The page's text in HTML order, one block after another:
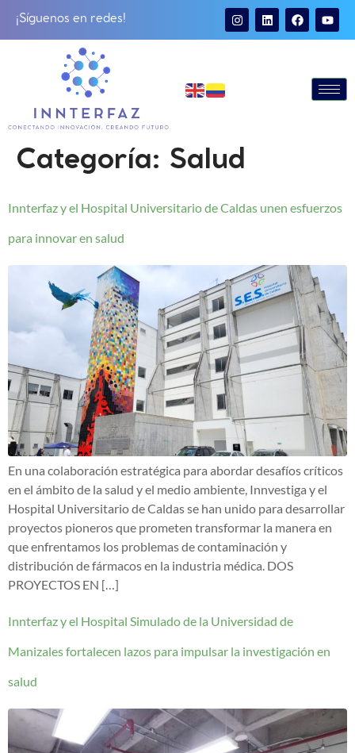
¡Síguenos en redes!
Categoría: Salud
Innterfaz y el Hospital Universitario de Caldas unen esfuerzos
para innovar en salud
En una colaboración estratégica para abordar desafíos críticos
en el ámbito de la salud y el medio ambiente, Innvestiga y el
Hospital Universitario de Caldas se han unido para desarrollar
proyectos pioneros que prometen transformar la manera en
que enfrentamos los problemas de contaminación y
distribución de fármacos en la industria médica. DOS
PROYECTOS EN […]
Innterfaz y el Hospital Simulado de la Universidad de
Manizales fortalecen lazos para impulsar la investigación en
salud